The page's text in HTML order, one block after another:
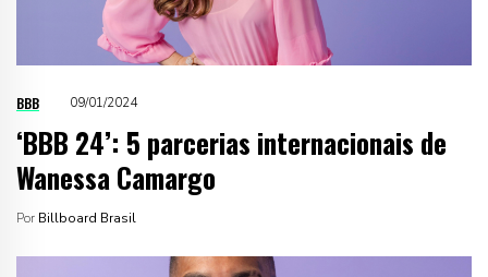
BBB 09/01/2024
‘BBB 24’: 5 parcerias internacionais de
Wanessa Camargo
Por Billboard Brasil